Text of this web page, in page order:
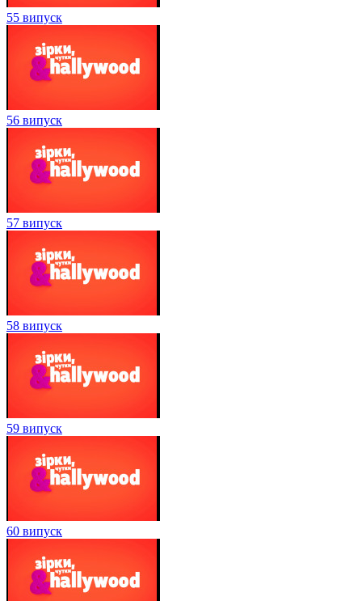
55 випуск
56 випуск
57 випуск
58 випуск
59 випуск
60 випуск